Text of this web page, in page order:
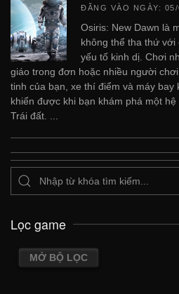
ĐĂNG VÀO NGÀY:
Osiris: New Dawn là
không thể tha thứ với
yếu tố kinh dị. Chơi
giáo trong đơn hoặc nhiều người
tinh của bạn, xe thí điểm và máy bay
khiển được khi bạn khám phá một
Trái đất. ...
Lọc game
MỞ BỘ LỌC